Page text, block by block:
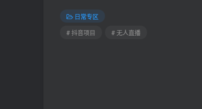
日常专区
# 抖音项目
# 无人直播